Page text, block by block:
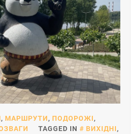
, МАРШРУТИ, ПОДОРОЖІ,
TAGGED IN ВИХІДНІ,